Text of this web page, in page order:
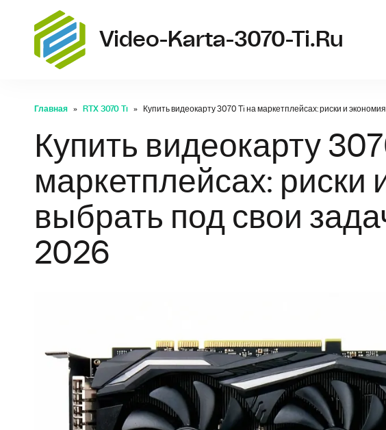
Video-Karta-3070-Ti.ru
Главная RTX 3070 Ti Купить видеокарту 3070 Ti на маркетплейсах: риски и
Купить видеокарту
маркетплейсах: риски
выбрать под свои
2026